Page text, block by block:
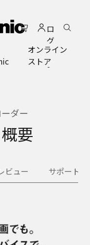
ロ
グ
イ
ン
オンライン
ストア
ダー
要
ビュー サポート